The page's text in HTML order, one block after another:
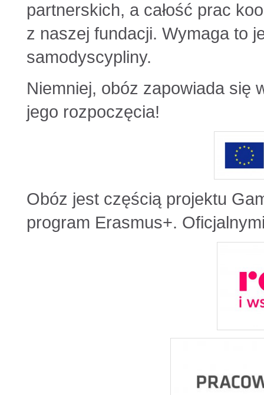
partnerskich, a całość prac
z naszej fundacji. Wymaga to
samodyscypliny.
Niemniej, obóz zapowiada się
jego rozpoczęcia!
Obóz jest częścią projektu
program Erasmus+.